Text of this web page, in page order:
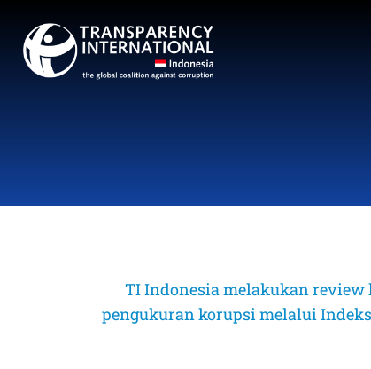
TI Indonesia melakukan review
pengukuran korupsi melalui